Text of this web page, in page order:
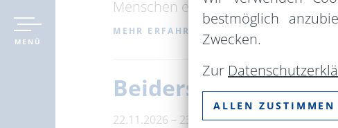
MENÜ
Menschen entlang der …
MEHR ERFAHREN
Beiderseits! / Po
22.11.2026 – 23.11.2026
bestmöglich
Zwecken.
Zur
ALLEN ZUSTIMMEN